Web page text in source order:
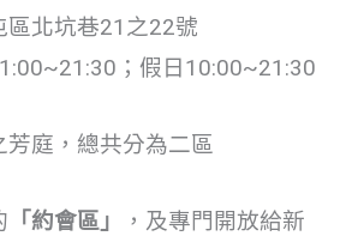
區北坑巷21之22號
；假日10:00~21:30
庭，總共分為二區
「約會區」
，及專門開放給新